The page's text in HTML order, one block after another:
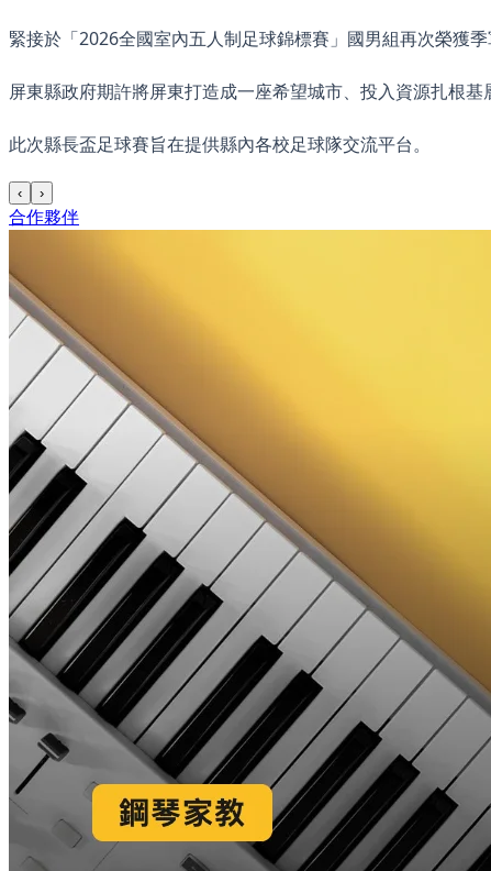
緊接於「2026全國室內五人制足球錦標賽」國男組再次榮獲季
屏東縣政府期許將屏東打造成一座希望城市、投入資源扎根
此次縣長盃足球賽旨在提供縣內各校足球隊交流平台。
‹ ›
合作夥伴